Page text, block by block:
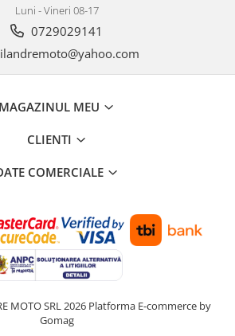
Luni - Vineri 08-17
0729029141
MAGAZINUL MEU
CLIENTI
COMERCIALE
MOTO SRL 2026 Platforma E-commerce by
Gomag